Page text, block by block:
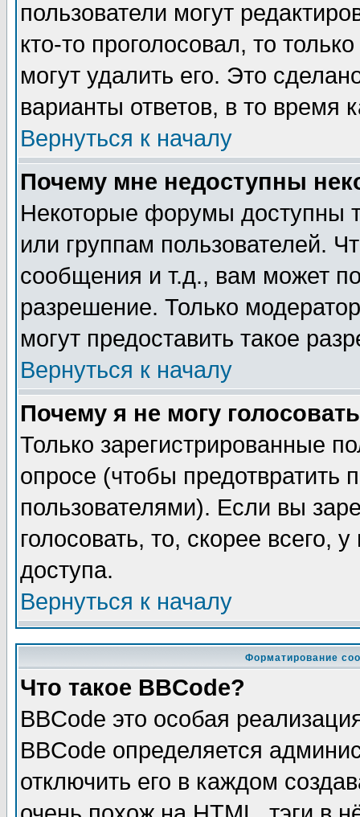
пользователи могут
кто-то проголосовал, то
могут удалить его. Это
варианты ответов, в то время
Вернуться к началу
Почему мне недоступны
Некоторые форумы доступны
или группам пользователей.
сообщения и т.д., вам может
разрешение. Только
могут предоставить такое
Вернуться к началу
Почему я не могу
Только зарегистрированные
опросе (чтобы предотвратить
пользователями). Если вы
голосовать, то, скорее всего,
доступа.
Вернуться к началу
Форматирование
Что такое BBCode?
BBCode это особая
BBCode определяется
отключить его в каждом